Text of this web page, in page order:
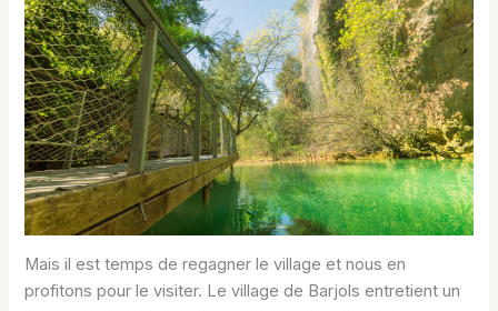
Mais il est temps de regagner le village et nous en
profitons pour le visiter. Le village de Barjols entretient un